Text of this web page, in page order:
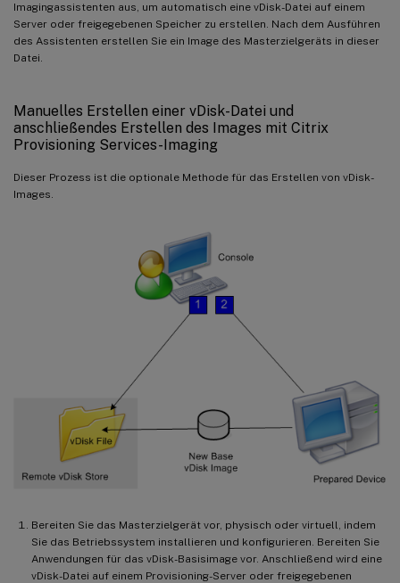
Imagingassistenten aus, um automatisch eine vDisk-Datei auf einem
Server oder freigegebenen Speicher zu erstellen. Nach dem Ausführen
des Assistenten erstellen Sie ein Image des Masterzielgeräts in dieser
Datei.
Manuelles Erstellen einer vDisk-Datei und
anschließendes Erstellen des Images mit Citrix
Provisioning Services-Imaging
Dieser Prozess ist die optionale Methode für das Erstellen von vDisk-
Images.
Bereiten Sie das Masterzielgerät vor, physisch oder virtuell, indem
Sie das Betriebssystem installieren und konfigurieren. Bereiten Sie
Anwendungen für das vDisk-Basisimage vor. Anschließend wird eine
vDisk-Datei auf einem Provisioning-Server oder freigegebenen